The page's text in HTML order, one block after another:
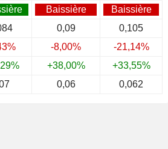
Baissière
Baissière
0,09
0,105
-8,00%
-21,14%
+38,00%
+33,55%
0,06 0,062